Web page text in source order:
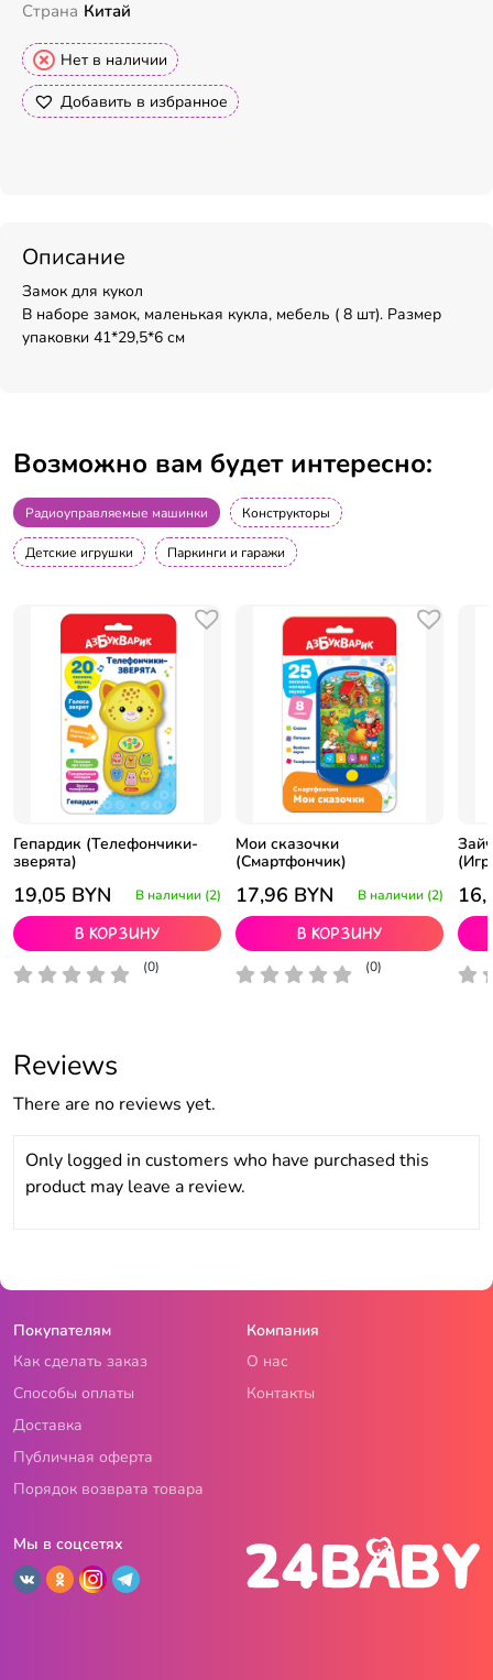
Страна Китай
Нет в наличии
Добавить в избранное
Описание
Замок для кукол
В наборе замок, маленькая кукла, мебель ( 8 шт). Размер
упаковки 41*29,5*6 см
Возможно вам будет интересно:
Радиоуправляемые машинки Конструкторы
Детские игрушки Паркинги и гаражи
Гепардик (Телефончики-
зверята)
19,05 BYN В наличии (2)
В корзину
(0)
Мои сказочки
(Смартфончик)
17,96 BYN В наличии (2)
В корзину
(0)
Reviews
There are no reviews yet.
Only logged in customers who have purchased this
product may leave a review.
Покупателям
Как сделать заказ
Способы оплаты
Доставка
Публичная оферта
Порядок возврата товара
Компания
О нас
Контакты
Мы в соцсетях